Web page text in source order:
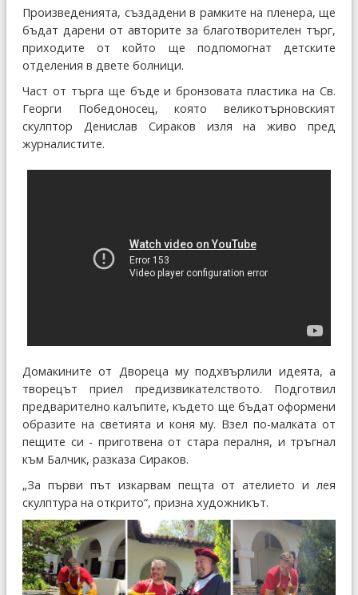
Произведенията, създадени в рамките на пленера, ще
бъдат дарени от авторите за благотворителен търг,
приходите от който ще подпомогнат детските
отделения в двете болници.
Част от търга ще бъде и бронзовата пластика на Св.
Георги Победоносец, която великотърновският
скулптор Денислав Сираков изля на живо пред
журналистите.
Домакините от Двореца му подхвърлили идеята, а
творецът приел предизвикателството. Подготвил
предварително калъпите, където ще бъдат оформени
образите на светията и коня му. Взел по-малката от
пещите си - приготвена от стара пералня, и тръгнал
към Балчик, разказа Сираков.
„За първи път изкарвам пещта от ателието и лея
скулптура на открито“, призна художникът.